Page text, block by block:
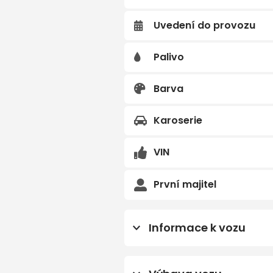
Uvedení do provozu
Palivo
Barva
Karoserie
VIN
První majitel
Informace k vozu